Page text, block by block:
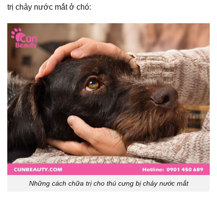
trị chảy nước mắt ở chó:
Những cách chữa trị cho thú cưng bị chảy nước mắt